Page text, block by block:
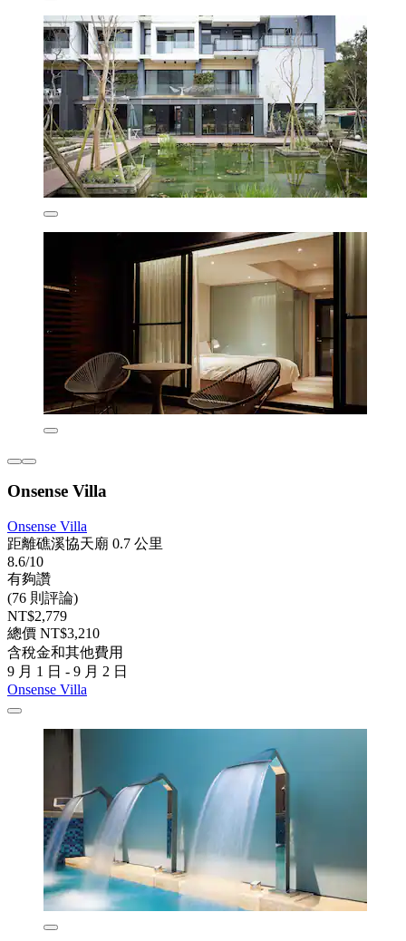
Onsense Villa
Onsense Villa
距離礁溪協天廟 0.7 公里
8.6/10
有夠讚
(76 則評論)
NT$2,779
總價 NT$3,210
含稅金和其他費用
9 月 1 日 - 9 月 2 日
Onsense Villa